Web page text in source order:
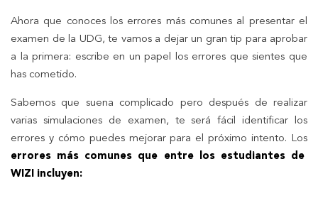
Ahora que conoces los errores más comunes al presentar el
examen de la UDG, te vamos a dejar un gran tip para aprobar
a la primera: escribe en un papel los errores que sientes que
has cometido.
Sabemos que suena complicado pero después de realizar
varias simulaciones de examen, te será fácil identificar los
errores y cómo puedes mejorar para el próximo intento. Los
errores más comunes que entre los estudiantes de
WIZI incluyen: